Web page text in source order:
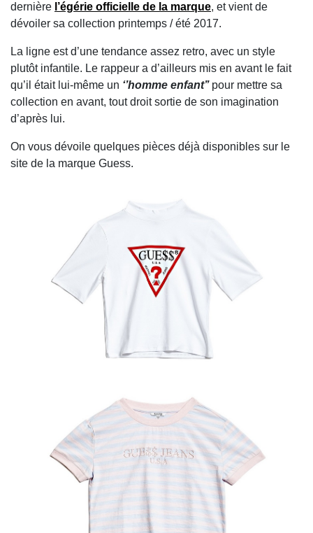
dernière l’égérie officielle de la marque, et vient de
dévoiler sa collection printemps / été 2017.
La ligne est d’une tendance assez retro, avec un style
plutôt infantile. Le rappeur a d’ailleurs mis en avant le fait
qu’il était lui-même un ‘’homme enfant’’pour mettre sa
collection en avant, tout droit sortie de son imagination
d’après lui.
On vous dévoile quelques pièces déjà disponibles sur le
site de la marque Guess.